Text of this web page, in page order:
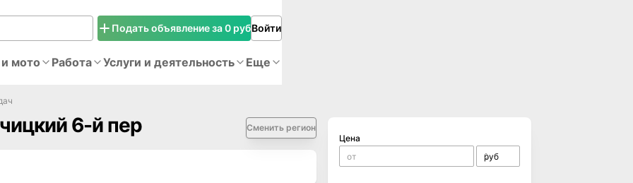
Подать объявление за 0 рубВойти
мото Работа Услуги и деятельность Еще
6-й пер Сменить регион
Цена